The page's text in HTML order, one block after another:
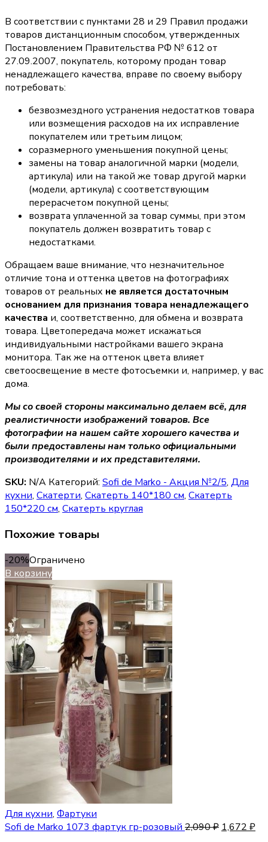
В соответствии с пунктами 28 и 29 Правил продажи
товаров дистанционным способом, утвержденных
Постановлением Правительства РФ № 612 от
27.09.2007, покупатель, которому продан товар
ненадлежащего качества, вправе по своему выбору
потребовать:
безвозмездного устранения недостатков товара
или возмещения расходов на их исправление
покупателем или третьим лицом;
соразмерного уменьшения покупной цены;
замены на товар аналогичной марки (модели,
артикула) или на такой же товар другой марки
(модели, артикула) с соответствующим
перерасчетом покупной цены;
возврата уплаченной за товар суммы, при этом
покупатель должен возвратить товар с
недостатками.
Обращаем ваше внимание, что незначительное
отличие тона и оттенка цветов на фотографиях
товаров от реальных не является достаточным
основанием для признания товара ненадлежащего
качества и, соответственно, для обмена и возврата
товара. Цветопередача может искажаться
индивидуальными настройками вашего экрана
монитора. Так же на оттенок цвета влияет
светоосвещение в месте фотосъемки и, например, у вас
дома.
Мы со своей стороны максимально делаем всё, для
реалистичности изображений товаров. Все
фотографии на нашем сайте хорошего качества и
были предоставлены нам только официальными
производителями и их представителями.
SKU: N/A Категорий: Sofi de Marko - Акция №2/5, Для
кухни, Скатерти, Скатерть 140*180 см, Скатерть
150*220 см, Скатерть круглая
Похожие товары
-20%Ограничено
В корзину
Для кухни, Фартуки
Sofi de Marko 1073 фартук гр-розовый 2,090₽ 1,672 ₽